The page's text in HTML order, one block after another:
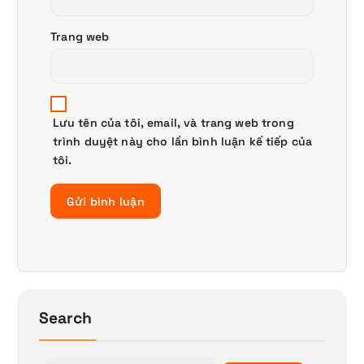
Trang web
Lưu tên của tôi, email, và trang web trong
trình duyệt này cho lần bình luận kế tiếp của
tôi.
Search